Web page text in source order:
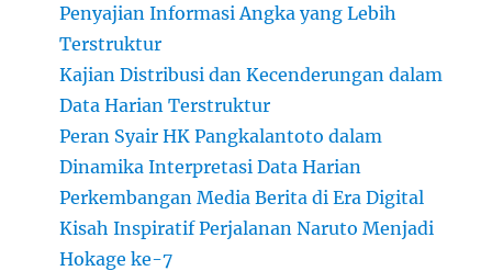
Penyajian Informasi Angka yang Lebih
Terstruktur
Kajian Distribusi dan Kecenderungan dalam
Data Harian Terstruktur
Peran Syair HK Pangkalantoto dalam
Dinamika Interpretasi Data Harian
Perkembangan Media Berita di Era Digital
Kisah Inspiratif Perjalanan Naruto Menjadi
Hokage ke-7